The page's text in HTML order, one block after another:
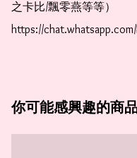
之卡比/飄零燕等等）
https://chat.whatsapp.com/
你可能感興趣的商